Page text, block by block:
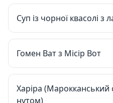
Суп із чорної квасолі з
Гомен Ват з Місір Вот
Харіра (Марокканський
нутом)